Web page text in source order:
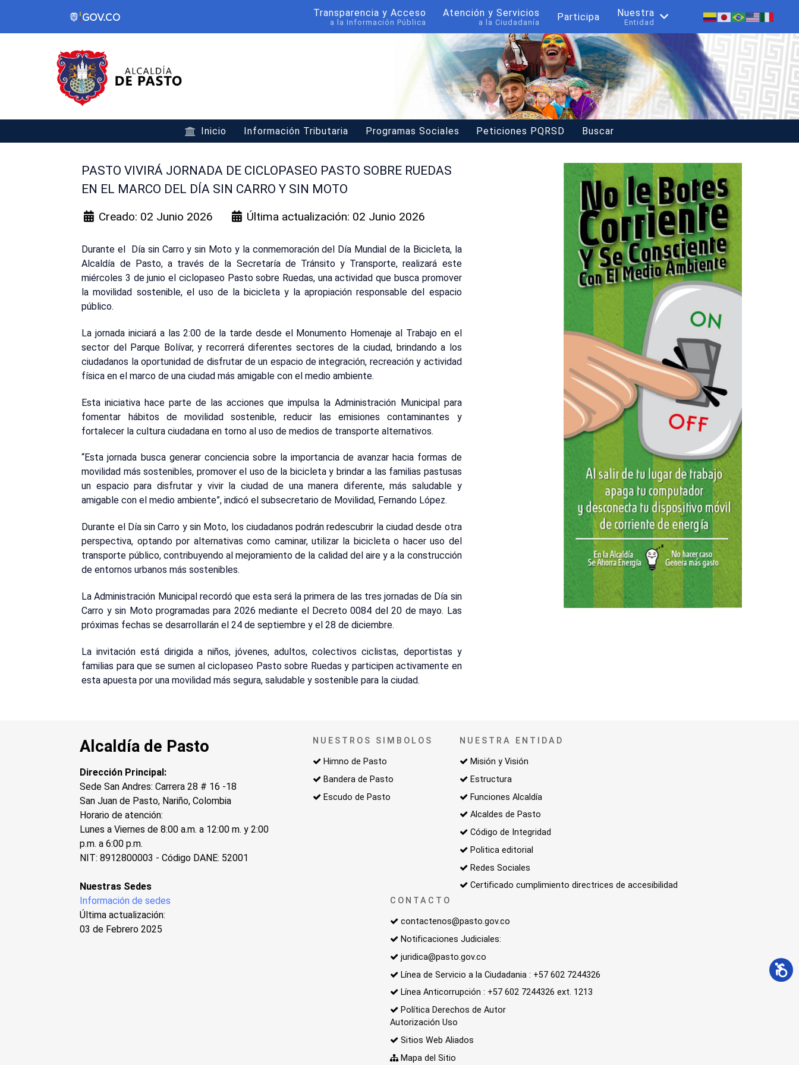
Transparencia y Acceso
a la Información Pública
Atención y Servicios
a la Ciudadanía Participa Nuestra
Entidad
Inicio Información Tributaria Programas Sociales Peticiones PQRSD Buscar
PASTO VIVIRÁ JORNADA DE CICLOPASEO PASTO SOBRE RUEDAS
EN EL MARCO DEL DÍA SIN CARRO Y SIN MOTO
Creado: 02 Junio 2026 Última actualización: 02 Junio 2026
Durante el Día sin Carro y sin Moto y la conmemoración del Día Mundial de la Bicicleta, la
Alcaldía de Pasto, a través de la Secretaría de Tránsito y Transporte, realizará este
miércoles 3 de junio el ciclopaseo Pasto sobre Ruedas, una actividad que busca promover
la movilidad sostenible, el uso de la bicicleta y la apropiación responsable del espacio
público.
La jornada iniciará a las 2:00 de la tarde desde el Monumento Homenaje al Trabajo en el
sector del Parque Bolívar, y recorrerá diferentes sectores de la ciudad, brindando a los
ciudadanos la oportunidad de disfrutar de un espacio de integración, recreación y actividad
física en el marco de una ciudad más amigable con el medio ambiente.
Esta iniciativa hace parte de las acciones que impulsa la Administración Municipal para
fomentar hábitos de movilidad sostenible, reducir las emisiones contaminantes y
fortalecer la cultura ciudadana en torno al uso de medios de transporte alternativos.
“Esta jornada busca generar conciencia sobre la importancia de avanzar hacia formas de
movilidad más sostenibles, promover el uso de la bicicleta y brindar a las familias pastusas
un espacio para disfrutar y vivir la ciudad de una manera diferente, más saludable y
amigable con el medio ambiente”, indicó el subsecretario de Movilidad, Fernando López.
Durante el Día sin Carro y sin Moto, los ciudadanos podrán redescubrir la ciudad desde otra
perspectiva, optando por alternativas como caminar, utilizar la bicicleta o hacer uso del
transporte público, contribuyendo al mejoramiento de la calidad del aire y a la construcción
de entornos urbanos más sostenibles.
La Administración Municipal recordó que esta será la primera de las tres jornadas de Día sin
Carro y sin Moto programadas para 2026 mediante el Decreto 0084 del 20 de mayo. Las
próximas fechas se desarrollarán el 24 de septiembre y el 28 de diciembre.
La invitación está dirigida a niños, jóvenes, adultos, colectivos ciclistas, deportistas y
familias para que se sumen al ciclopaseo Pasto sobre Ruedas y participen activamente en
esta apuesta por una movilidad más segura, saludable y sostenible para la ciudad.
Alcaldía de Pasto
Dirección Principal:
Sede San Andres: Carrera 28 # 16 -18
San Juan de Pasto, Nariño, Colombia
Horario de atención:
Lunes a Viernes de 8:00 a.m. a 12:00 m. y 2:00
p.m. a 6:00 p.m.
NIT: 8912800003 - Código DANE: 52001
Nuestras Sedes
Información de sedes
Última actualización:
03 de Febrero 2025
NUESTROS SIMBOLOS
Himno de Pasto
Bandera de Pasto
Escudo de Pasto
NUESTRA ENTIDAD
Misión y Visión
Estructura
Funciones Alcaldía
Alcaldes de Pasto
Código de Integridad
Politica editorial
Redes Sociales
Certificado cumplimiento directrices de accesibilidad
CONTACTO
contactenos@pasto.gov.co
Notificaciones Judiciales:
juridica@pasto.gov.co
Línea de Servicio a la Ciudadania : +57 602 7244326
Línea Anticorrupción : +57 602 7244326 ext. 1213
Política Derechos de Autor
Autorización Uso
Sitios Web Aliados
Mapa del Sitio